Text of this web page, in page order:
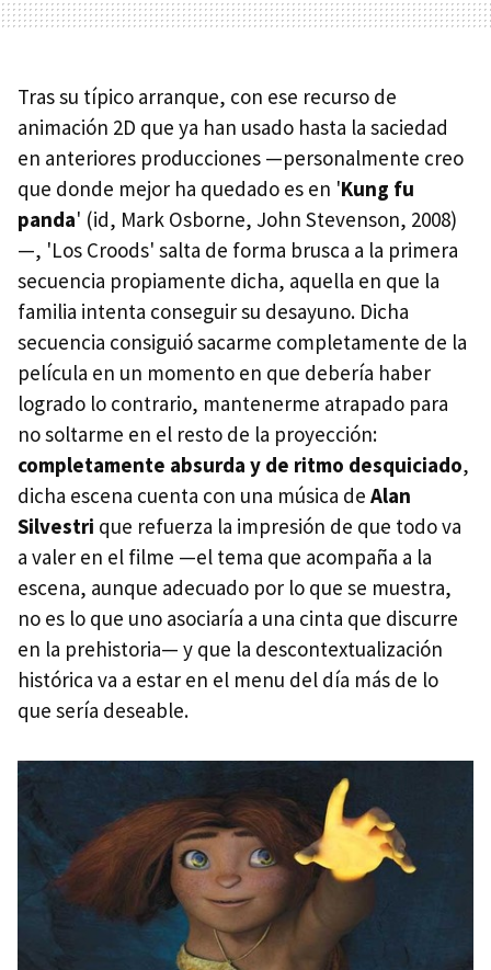
Tras su típico arranque, con ese recurso de
animación 2D que ya han usado hasta la saciedad
en anteriores producciones —personalmente creo
que donde mejor ha quedado es en 'Kung fu
panda' (id, Mark Osborne, John Stevenson, 2008)
—, 'Los Croods' salta de forma brusca a la primera
secuencia propiamente dicha, aquella en que la
familia intenta conseguir su desayuno. Dicha
secuencia consiguió sacarme completamente de la
película en un momento en que debería haber
logrado lo contrario, mantenerme atrapado para
no soltarme en el resto de la proyección:
completamente absurda y de ritmo desquiciado,
dicha escena cuenta con una música de Alan
Silvestri que refuerza la impresión de que todo va
a valer en el filme —el tema que acompaña a la
escena, aunque adecuado por lo que se muestra,
no es lo que uno asociaría a una cinta que discurre
en la prehistoria— y que la descontextualización
histórica va a estar en el menu del día más de lo
que sería deseable.